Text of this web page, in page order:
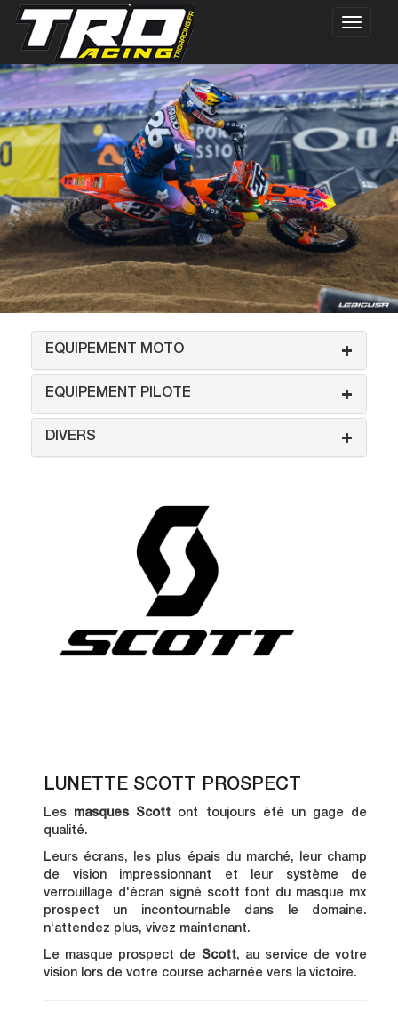
EQUIPEMENT MOTO
EQUIPEMENT PILOTE
DIVERS
LUNETTE SCOTT PROSPECT
Les masques Scott ont toujours été un gage de
qualité.
Leurs écrans, les plus épais du marché, leur champ
de vision impressionnant et leur système de
verrouillage d'écran signé scott font du masque mx
prospect un incontournable dans le domaine.
n‘attendez plus, vivez maintenant.
Le masque prospect de Scott, au service de votre
vision lors de votre course acharnée vers la victoire.